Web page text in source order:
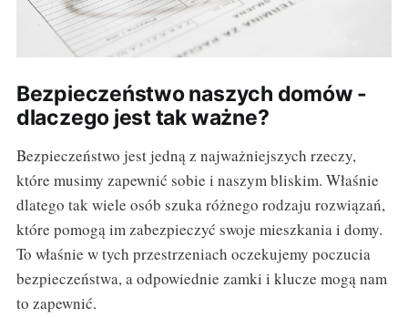
Bezpieczeństwo naszych domów -
dlaczego jest tak ważne?
Bezpieczeństwo jest jedną z najważniejszych rzeczy,
które musimy zapewnić sobie i naszym bliskim. Właśnie
dlatego tak wiele osób szuka różnego rodzaju rozwiązań,
które pomogą im zabezpieczyć swoje mieszkania i domy.
To właśnie w tych przestrzeniach oczekujemy poczucia
bezpieczeństwa, a odpowiednie zamki i klucze mogą nam
to zapewnić.